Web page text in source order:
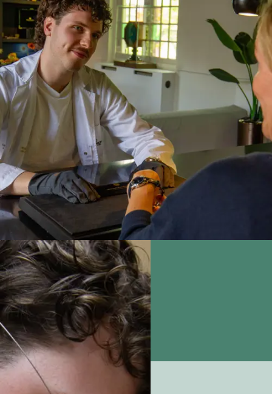
naar school. Meestal heb
je een
arbeidsovereenkomst
met het erkende
leerbedrijf en krijg je
salaris.
overgangsbewijs van
leerjaar 3 naar
leerjaar 4
Een ander diploma of
bewijsstuk dat de
overheid heeft erkend
op basis van een
ministeriële regeling.